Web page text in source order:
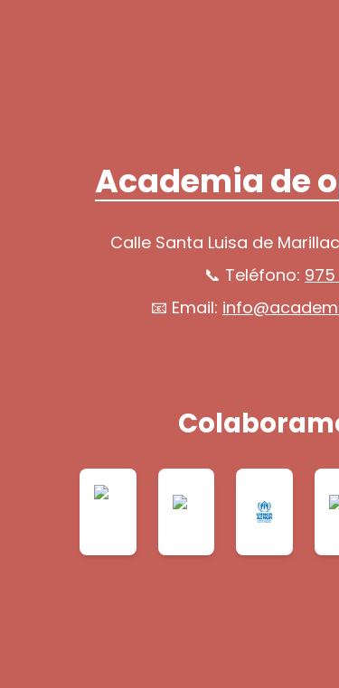
Academia de
Calle Santa Luisa de
📞 Teléfono: 975
📧 Email: